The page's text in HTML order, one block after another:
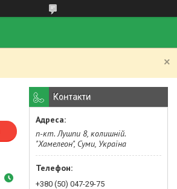
Контакти
п-кт. Лушпи 8, колишній.
"Хамелеон", Суми, Україна
+380 (50) 047-29-75